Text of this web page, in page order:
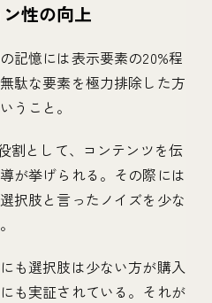
性の向上
記憶には表示要素の20%程
駄な要素を極力排除した方
うこと。
割として、コンテンツを伝
が挙げられる。その際には
択肢と言ったノイズを少な
も選択肢は少ない方が購入
も実証されている。それが